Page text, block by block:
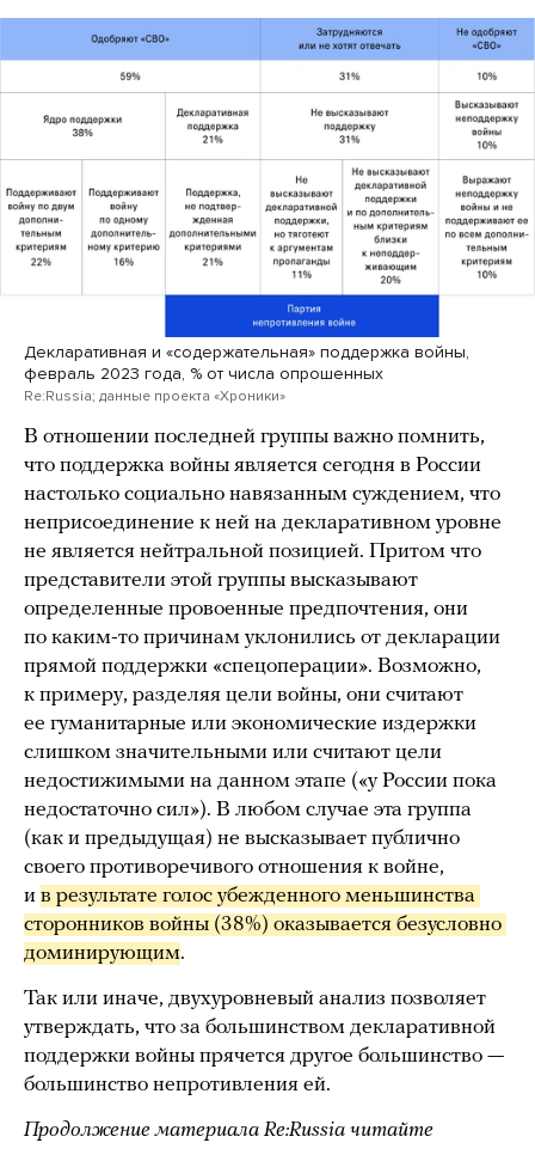
Декларативная и «содержательная» поддержка войны,
февраль 2023 года, % от числа опрошенных
Re:Russia; данные проекта «Хроники»
В отношении последней группы важно помнить,
что поддержка войны является сегодня в России
настолько социально навязанным суждением, что
неприсоединение к ней на декларативном уровне
не является нейтральной позицией. Притом что
представители этой группы высказывают
определенные провоенные предпочтения, они
по каким-то причинам уклонились от декларации
прямой поддержки «спецоперации». Возможно,
к примеру, разделяя цели войны, они считают
ее гуманитарные или экономические издержки
слишком значительными или считают цели
недостижимыми на данном этапе («у России пока
недостаточно сил»). В любом случае эта группа
(как и предыдущая) не высказывает публично
своего противоречивого отношения к войне,
и в результате голос убежденного меньшинства
сторонников войны (38%) оказывается безусловно
доминирующим.
Так или иначе, двухуровневый анализ позволяет
утверждать, что за большинством декларативной
поддержки войны прячется другое большинство —
большинство непротивления ей.
Продолжение материала Re:Russia читайте